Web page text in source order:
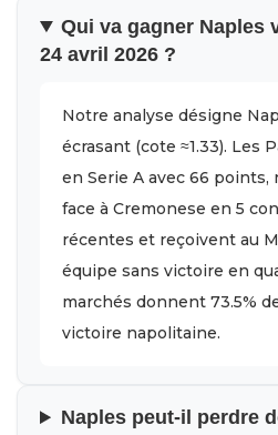
Qui va gagner Naples
24 avril 2026 ?
Notre analyse désigne
écrasant (cote ≈1.33). Les
en Serie A avec 66 points,
face à Cremonese en 5
récentes et reçoivent au
équipe sans victoire en
marchés donnent 73.5%
victoire napolitaine.
Naples peut-il perdre